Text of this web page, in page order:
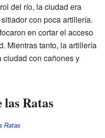
del río, la ciudad era
con poca artillería.
en cortar el acceso
Mientras tanto, la artillería
con cañones y
Ratas
Ratas